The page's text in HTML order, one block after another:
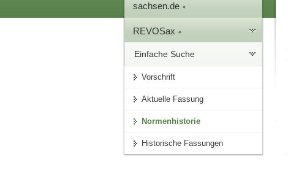
sachsen.de
REVOSax
Einfache Suche
Vorschrift
Aktuelle Fassung
Normenhistorie
Historische Fassungen